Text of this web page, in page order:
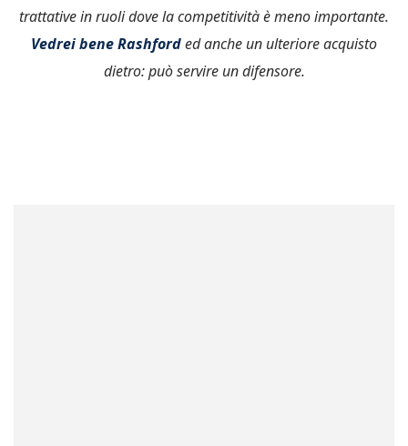
trattative in ruoli dove la competitività è meno importante.
Vedrei bene Rashforded anche un ulteriore acquisto
dietro: può servire un difensore.